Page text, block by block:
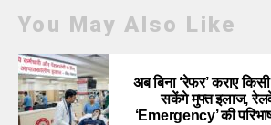
You May Also Like
अब बिना ‘रेफर’ कराए
सकेंगे मुफ्त इलाज, रेलवे
‘Emergency’ की